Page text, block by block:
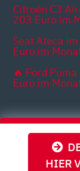
HIER
Citroën C3
203 Euro im
Seat Ateca
Euro im
🔥 Ford
Euro im